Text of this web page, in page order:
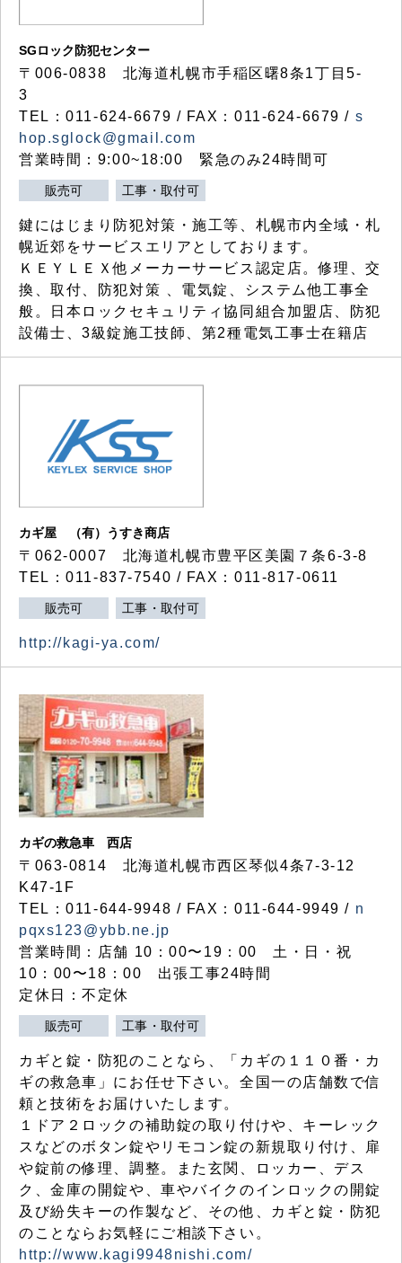
SGロック防犯センター
〒006-0838 北海道札幌市手稲区曙8条1丁目5-
3
TEL：011-624-6679 / FAX：011-624-6679 / s
hop.sglock@gmail.com
営業時間：9:00~18:00 緊急のみ24時間可
販売可 工事・取付可
鍵にはじまり防犯対策・施工等、札幌市内全域・札
幌近郊をサービスエリアとしております。
ＫＥＹＬＥＸ他メーカーサービス認定店。修理、交
換、取付、防犯対策 、電気錠、システム他工事全
般。日本ロックセキュリティ協同組合加盟店、防犯
設備士、3級錠施工技師、第2種電気工事士在籍店
カギ屋 （有）うすき商店
〒062-0007 北海道札幌市豊平区美園７条6-3-8
TEL：011-837-7540 / FAX：011-817-0611
販売可 工事・取付可
http://kagi-ya.com/
カギの救急車 西店
〒063-0814 北海道札幌市西区琴似4条7-3-12
K47-1F
TEL：011-644-9948 / FAX：011-644-9949 / n
pqxs123@ybb.ne.jp
営業時間：店舗 10：00〜19：00 土・日・祝
10：00〜18：00 出張工事24時間
定休日：不定休
販売可 工事・取付可
カギと錠・防犯のことなら、「カギの１１０番・カ
ギの救急車」にお任せ下さい。全国一の店舗数で信
頼と技術をお届けいたします。
１ドア２ロックの補助錠の取り付けや、キーレック
スなどのボタン錠やリモコン錠の新規取り付け、扉
や錠前の修理、調整。また玄関、ロッカー、デス
ク、金庫の開錠や、車やバイクのインロックの開錠
及び紛失キーの作製など、その他、カギと錠・防犯
のことならお気軽にご相談下さい。
http://www.kagi9948nishi.com/